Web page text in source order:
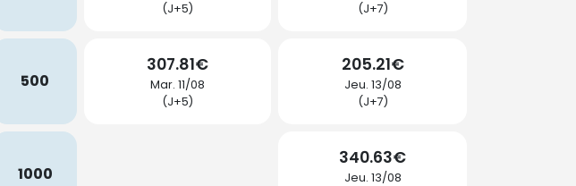
(J+5)
(J+7)
500
307.81€
Mar. 11/08
(J+5)
205.21€
Jeu. 13/08
(J+7)
1000
340.63€
Jeu. 13/08